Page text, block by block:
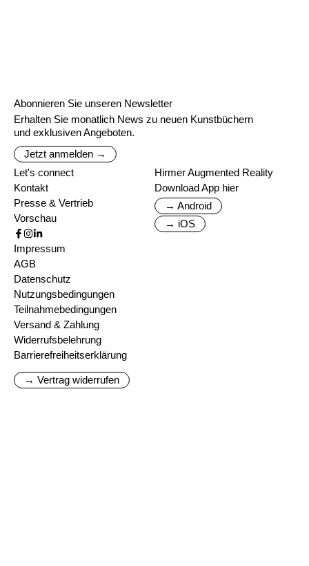
Abonnieren Sie unseren Newsletter
Erhalten Sie monatlich News zu neuen Kunstbüchern
und exklusiven Angeboten.
Jetzt anmelden →
Let's connect
Kontakt
Presse & Vertrieb
Vorschau
Hirmer Augmented Reality
Download App hier
→ Android
→ iOS
Impressum
AGB
Datenschutz
Nutzungsbedingungen
Teilnahmebedingungen
Versand & Zahlung
Widerrufsbelehrung
Barrierefreiheitserklärung
→ Vertrag widerrufen